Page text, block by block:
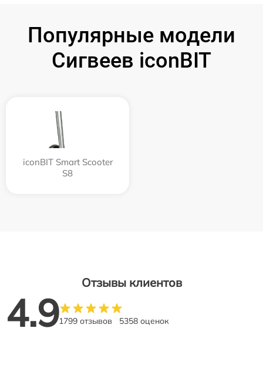
Популярные модели
Сигвеев iconBIT
iconBIT Smart Scooter
S8
Отзывы клиентов
4.91799 отзывов 5358 оценок